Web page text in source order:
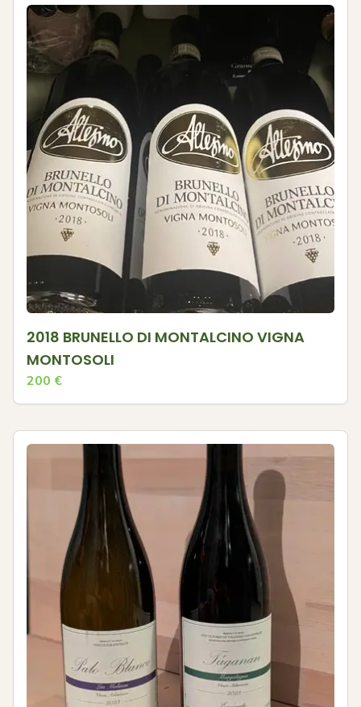
2018 BRUNELLO DI MONTALCINO VIGNA
MONTOSOLI
200 €